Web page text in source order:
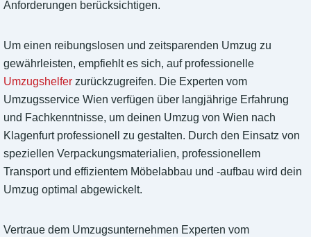
Anforderungen berücksichtigen.
Um einen reibungslosen und zeitsparenden Umzug zu
gewährleisten, empfiehlt es sich, auf professionelle
Umzugshelfer zurückzugreifen. Die Experten vom
Umzugsservice Wien verfügen über langjährige Erfahrung
und Fachkenntnisse, um deinen Umzug von Wien nach
Klagenfurt professionell zu gestalten. Durch den Einsatz von
speziellen Verpackungsmaterialien, professionellem
Transport und effizientem Möbelabbau und -aufbau wird dein
Umzug optimal abgewickelt.
Vertraue dem Umzugsunternehmen Experten vom